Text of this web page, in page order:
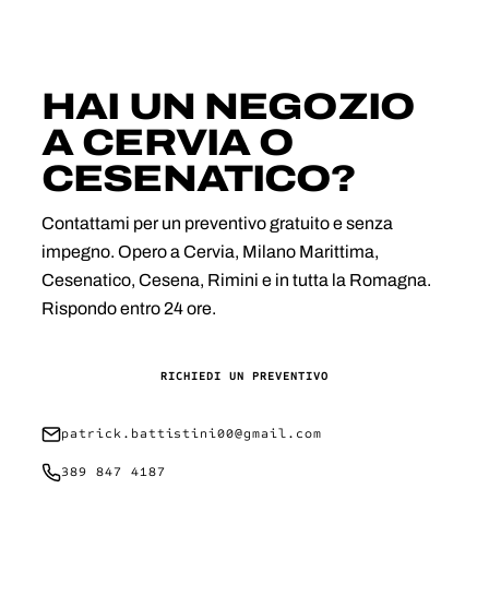
HAI UN NEGOZIO
A CERVIA O
CESENATICO?
Contattami per un preventivo gratuito e senza
impegno. Opero a Cervia, Milano Marittima,
Cesenatico, Cesena, Rimini e in tutta la Romagna.
Rispondo entro 24 ore.
RICHIEDI UN PREVENTIVO
patrick.battistini00@gmail.com
389 847 4187